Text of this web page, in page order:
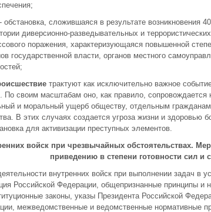
- обстановка, сложившаяся в результате возникновения
диверсионно-разведывательных и
поражения, характеризующаяся повышенной
государственной власти, органов местного
трактуют как исключительно важное
По своим масштабам оно, как правило,
и моральный ущерб обществу, отдельным
В этих случаях создается угроза жизни и здоровью
для активизации преступных элементов.
войск при чрезвычайных обстоятельствах.
приведению в степени готовности сил и
внутренних войск при выполнении задач в
Российской Феде­рации, общепризнанные принципы и
законы, указы Президента Российской
межведомственные и ведомственные нормативные